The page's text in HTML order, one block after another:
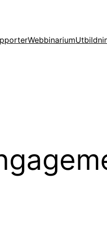
Webbinarium